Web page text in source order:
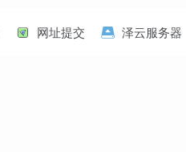
网址提交 泽云服务器